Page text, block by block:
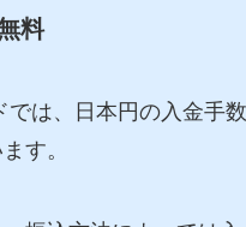
料
では、日本円の入金手
す。